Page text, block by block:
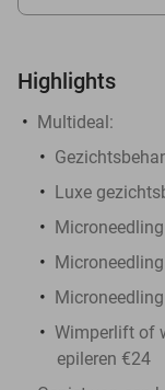
Highlights
Multideal:
Luxe
Wimperlift of
epileren €24